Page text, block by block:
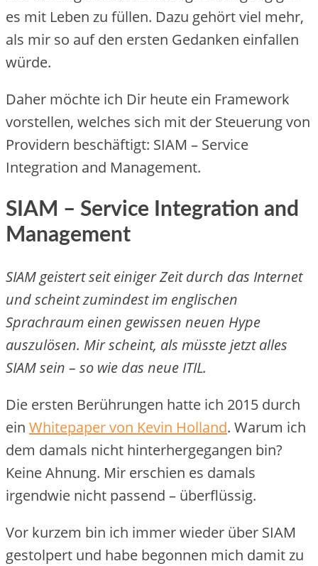
es mit Leben zu füllen. Dazu gehört viel mehr,
als mir so auf den ersten Gedanken einfallen
würde.
Daher möchte ich Dir heute ein Framework
vorstellen, welches sich mit der Steuerung von
Providern beschäftigt: SIAM – Service
Integration and Management.
SIAM – Service Integration and
Management
SIAM geistert seit einiger Zeit durch das Internet
und scheint zumindest im englischen
Sprachraum einen gewissen neuen Hype
auszulösen. Mir scheint, als müsste jetzt alles
SIAM sein – so wie das neue ITIL.
Die ersten Berührungen hatte ich 2015 durch
ein Whitepaper von Kevin Holland. Warum ich
dem damals nicht hinterhergegangen bin?
Keine Ahnung. Mir erschien es damals
irgendwie nicht passend – überflüssig.
Vor kurzem bin ich immer wieder über SIAM
gestolpert und habe begonnen mich damit zu